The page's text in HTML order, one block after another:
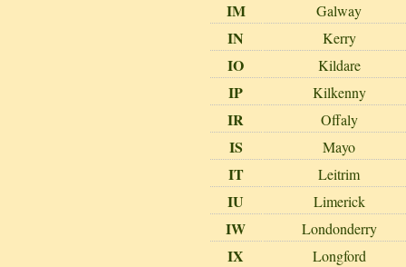
IM Galway
IN Kerry
IO Kildare
IP Kilkenny
IR Offaly
IS Mayo
IT Leitrim
IU Limerick
IW Londonderry
IX Longford